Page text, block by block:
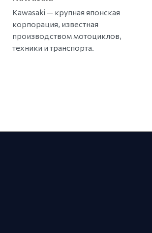
Kawasaki — крупная японская
корпорация, известная
производством мотоциклов,
техники и транспорта.